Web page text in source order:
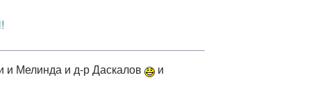
и Мелинда и д-р Даскалов
и